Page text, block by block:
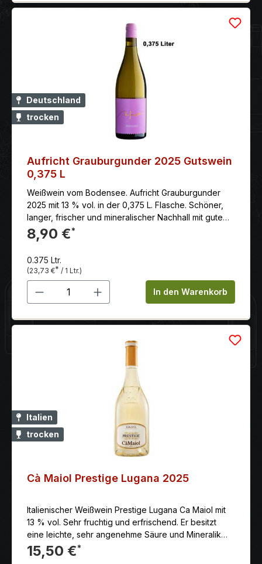
Deutschland
trocken
Aufricht Grauburgunder 2025 Gutswein
0,375 L
Weißwein vom Bodensee. Aufricht Grauburgunder
2025 mit 13 % vol. in der 0,375 L. Flasche. Schöner,
langer, frischer und mineralischer Nachhall mit gutem
und frischem Zug.
8,90 €*
0.375 Ltr.
(23,73 €* / 1 Ltr.)
Produkt Anzahl: Gib denIn den Warenkorb
Italien
trocken
Cà Maiol Prestige Lugana 2025
Italienischer Weißwein Prestige Lugana Ca Maiol mit
13 % vol. Sehr fruchtig und erfrischend. Er besitzt
eine leichte, sehr angenehme Säure und Mineralik
und ist somit ein Weißwein, den man nicht nur im
Sommer genießt. Präsentiert sich mit einer strahlend
15,50 €*